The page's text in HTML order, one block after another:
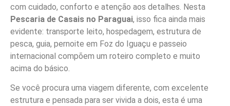
com cuidado, conforto e atenção aos detalhes. Nesta
Pescaria de Casais no Paraguai, isso fica ainda mais
evidente: transporte leito, hospedagem, estrutura de
pesca, guia, pernoite em Foz do Iguaçu e passeio
internacional compõem um roteiro completo e muito
acima do básico.
Se você procura uma viagem diferente, com excelente
estrutura e pensada para ser vivida a dois, esta é uma